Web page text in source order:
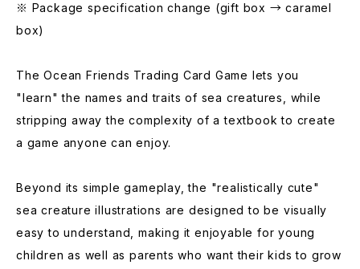
※ Package specification change (gift box → caramel
box)
The Ocean Friends Trading Card Game lets you
"learn" the names and traits of sea creatures, while
stripping away the complexity of a textbook to create
a game anyone can enjoy.
Beyond its simple gameplay, the "realistically cute"
sea creature illustrations are designed to be visually
easy to understand, making it enjoyable for young
children as well as parents who want their kids to grow